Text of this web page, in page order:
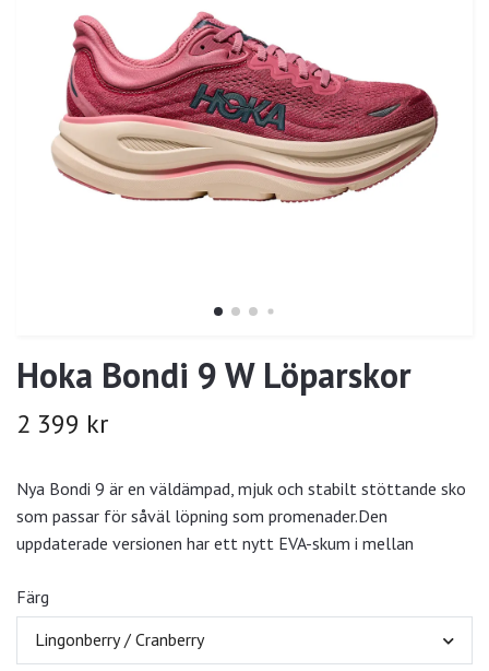
Hoka Bondi 9 W Löparskor
2 399 kr
Nya Bondi 9 är en väldämpad, mjuk och stabilt stöttande sko
som passar för såväl löpning som promenader.Den
uppdaterade versionen har ett nytt EVA-skum i mellan
Färg
Lingonberry / Cranberry